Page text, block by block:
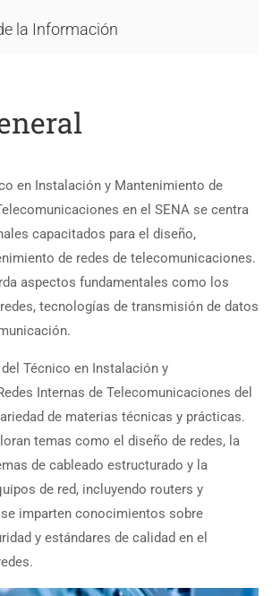
la Información
en Instalación y Mantenimiento de
en el SENA se centra
capacitados para el diseño,
de redes de telecomunicaciones.
aspectos fundamentales como los
tecnologías de transmisión de datos
Técnico en Instalación y
Internas de Telecomunicaciones del
de materias técnicas y prácticas.
temas como el diseño de redes, la
de cableado estructurado y la
de red, incluyendo routers y
imparten conocimientos sobre
y estándares de calidad en el